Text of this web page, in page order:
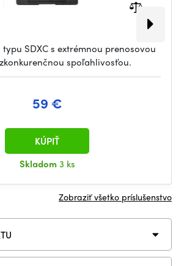
SDXC s extrémnou prenosovou
spoľahlivosťou.
59 €
Skladom3 ks
KÚPIŤ
Zobraziť všetko príslušenstvo